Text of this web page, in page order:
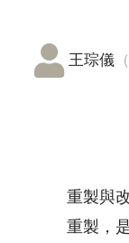
王琮儀
重製與
重製，